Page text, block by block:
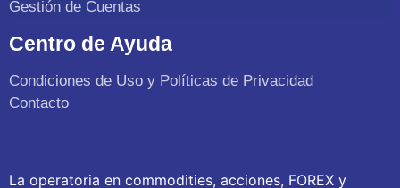
Gestión de Cuentas
Centro de Ayuda
Condiciones de Uso y Políticas de Privacidad
Contacto
La operatoria en commodities, acciones, FOREX y